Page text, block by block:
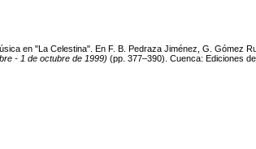
en "La Celestina". En F. B. Pedraza Jiménez, G. Gómez
- 1 de octubre de 1999) (pp. 377–390). Cuenca: Ediciones